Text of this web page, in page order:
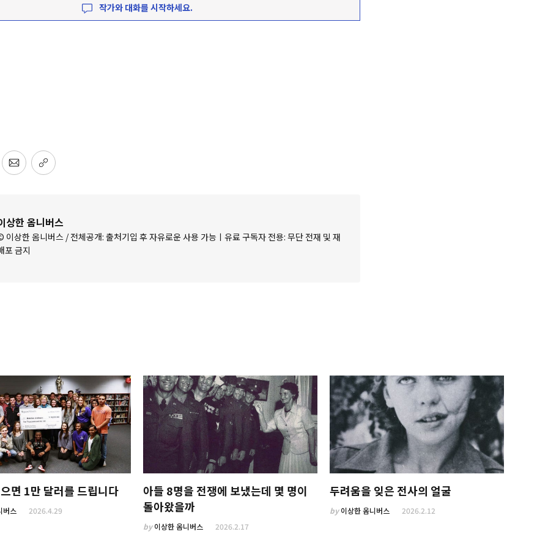
작가와 대화를 시작하세요.
상한 옴니버스
이상한 옴니버스 / 전체공개: 출처기입 후 자유로운 사용 가능ㅣ유료 구독자 전용: 무단 전재 및 재
포 금지
면 1만 달러를 드립니다
버스 2026.4.29
아들 8명을 전쟁에 보냈는데 몇 명이
돌아왔을까
by이상한 옴니버스 2026.2.17
두려움을 잊은 전사의 얼굴
by이상한 옴니버스 2026.2.12